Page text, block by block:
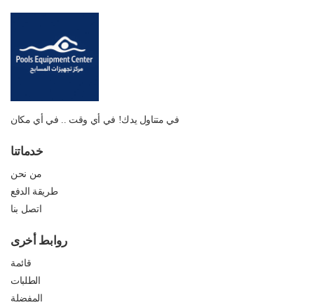
في متناول يدك! في أي وقت .. في أي مكان
خدماتنا
من نحن
طريقة الدفع
اتصل بنا
روابط أخرى
قائمة
الطلبات
المفضلة